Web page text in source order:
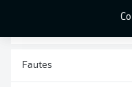
0
Fautes